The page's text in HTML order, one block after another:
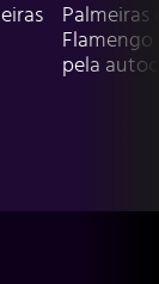
Flamengo
pela